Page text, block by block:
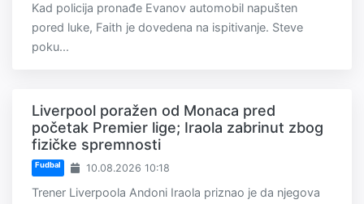
Kad policija pronađe Evanov automobil napušten
pored luke, Faith je dovedena na ispitivanje. Steve
poku...
Liverpool poražen od Monaca pred
početak Premier lige; Iraola zabrinut zbog
fizičke spremnosti
Fudbal 10.08.2026 10:18
Trener Liverpoola Andoni Iraola priznao je da njegova